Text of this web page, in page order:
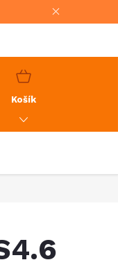
NÁKUPNÝ
Košík